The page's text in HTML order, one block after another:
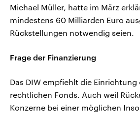
Michael Müller, hatte im März
mindestens 60 Milliarden Euro
Rückstellungen notwendig seien.
Frage der Finanzierung
Das DIW empfiehlt die
rechtlichen Fonds. Auch weil
Konzerne bei einer möglichen